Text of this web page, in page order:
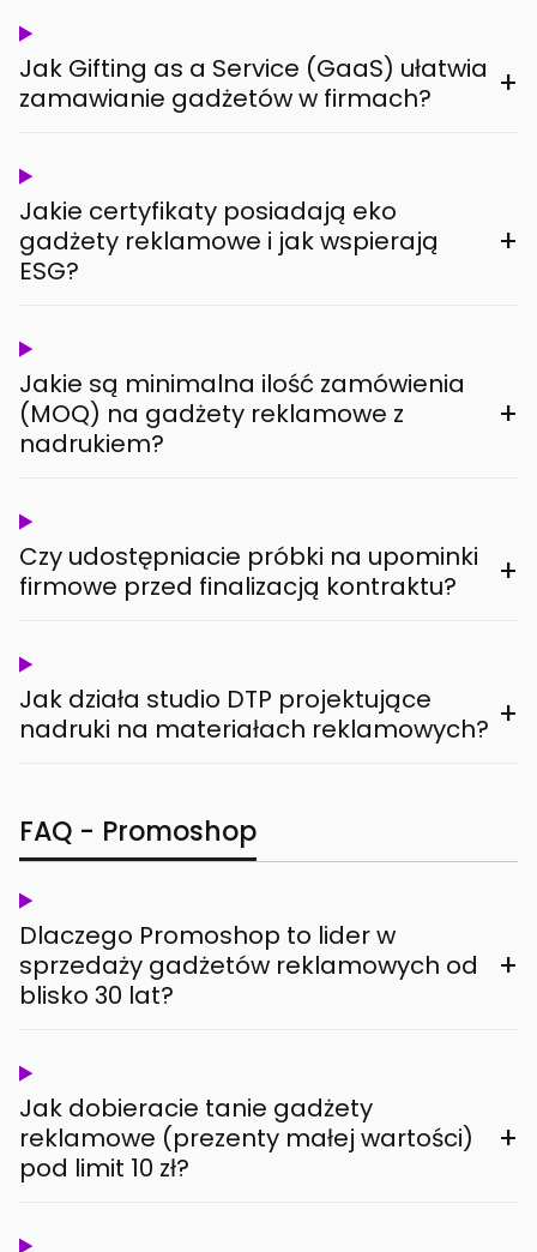
Jak Gifting as a Service (GaaS) ułatwia
zamawianie gadżetów w firmach?
+
Jakie certyfikaty posiadają eko
gadżety reklamowe i jak wspierają
ESG?
+
Jakie są minimalna ilość zamówienia
(MOQ) na gadżety reklamowe z
nadrukiem?
+
Czy udostępniacie próbki na upominki
firmowe przed finalizacją kontraktu?
+
Jak działa studio DTP projektujące
nadruki na materiałach reklamowych? +
FAQ - Promoshop
Dlaczego Promoshop to lider w
sprzedaży gadżetów reklamowych od
blisko 30 lat?
+
Jak dobieracie tanie gadżety
reklamowe (prezenty małej wartości)
pod limit 10 zł?
+